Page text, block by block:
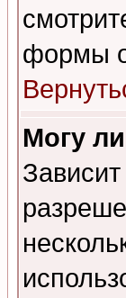
формы
Могу